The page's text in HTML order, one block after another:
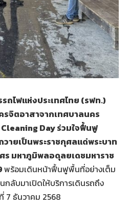
รถไฟแห่งประเทศไทย (รฟท.)
จิตอาสาจากเทศบาลนคร
Day ร่วมใจฟื้นฟู
ายเป็นพระราชกุศลแด่พระบาท
ร มหาภูมิพลอดุลยเดชมหาราช
พร้อมเดินหน้าฟื้นฟูพื้นที่อย่างเต็ม
ลับมาเปิดให้บริการเดินรถถึง
7 ธันวาคม 2568